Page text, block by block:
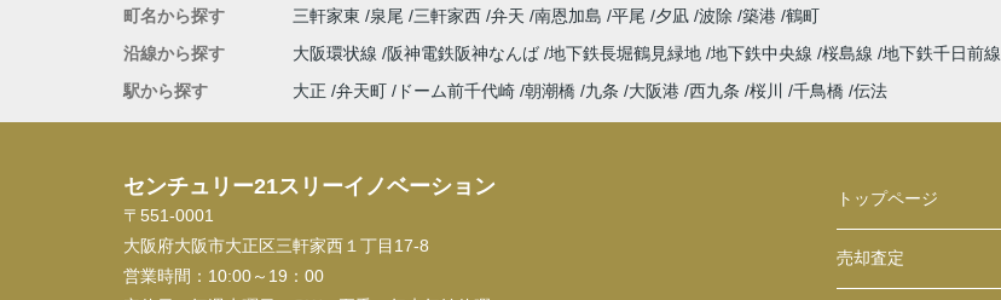
町名から探す
三軒家東 泉尾 三軒家西 弁天 南恩加島 平尾 夕凪 波除 築港 鶴町
沿線から探す
大阪環状線 阪神電鉄阪神なんば 地下鉄長堀鶴見緑地 地下鉄中央線 桜島線 地下鉄千日前線
駅から探す
大正 弁天町 ドーム前千代崎 朝潮橋 九条 大阪港 西九条 桜川 千鳥橋 伝法
センチュリー21スリーイノベーション
〒551-0001
大阪府大阪市大正区三軒家西１丁目17-8
営業時間： 10:00～19：00
トップページ
売却査定